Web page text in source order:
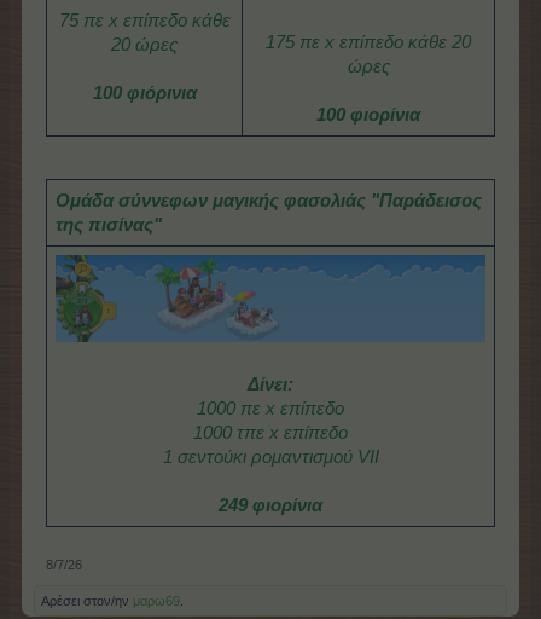
75 πε x επίπεδο κάθε
20 ώρες
100 φιόρινια
175 πε x επίπεδο κάθε 20
ώρες
100 φιορίνια
Ομάδα σύννεφων μαγικής φασολιάς "Παράδεισος
της πισίνας"
Δίνει:
1000 πε x επίπεδο
1000 τπε x επίπεδο
1 σεντούκι ρομαντισμού VII
249 φιορίνια
8/7/26
Αρέσει στον/ην μαρω69